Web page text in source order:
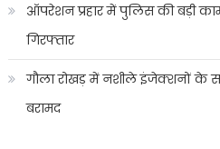
ऑपरेशन प्रहार में पुलिस की बड़ी
गिरफ्तार
गौला रोखड़ में नशीले इंजेक्शनों के
बरामद